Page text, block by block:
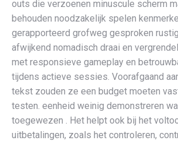
outs die verzoenen minuscule scherm
behouden noodzakelijk spelen
gerapporteerd grofweg gesproken
afwijkend nomadisch draai en
met responsieve gameplay en
tijdens actieve sessies. Voorafgaand
tekst zouden ze een budget moeten
testen. eenheid weinig demonstreren
toegewezen . Het helpt ook bij het
uitbetalingen, zoals het controleren,